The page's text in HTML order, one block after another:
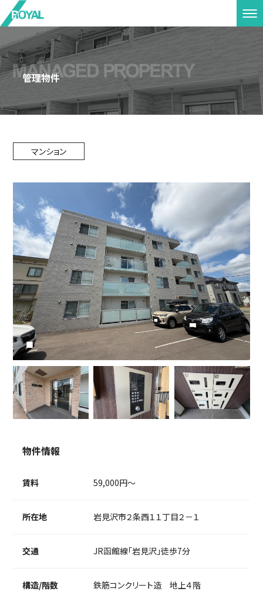
管理物件
マンション
物件情報
賃料 59,000円～
所在地 岩見沢市２条西１１丁目２－１
交通 JR函館線「岩見沢」徒歩7分
構造/階数 鉄筋コンクリート造 地上４階